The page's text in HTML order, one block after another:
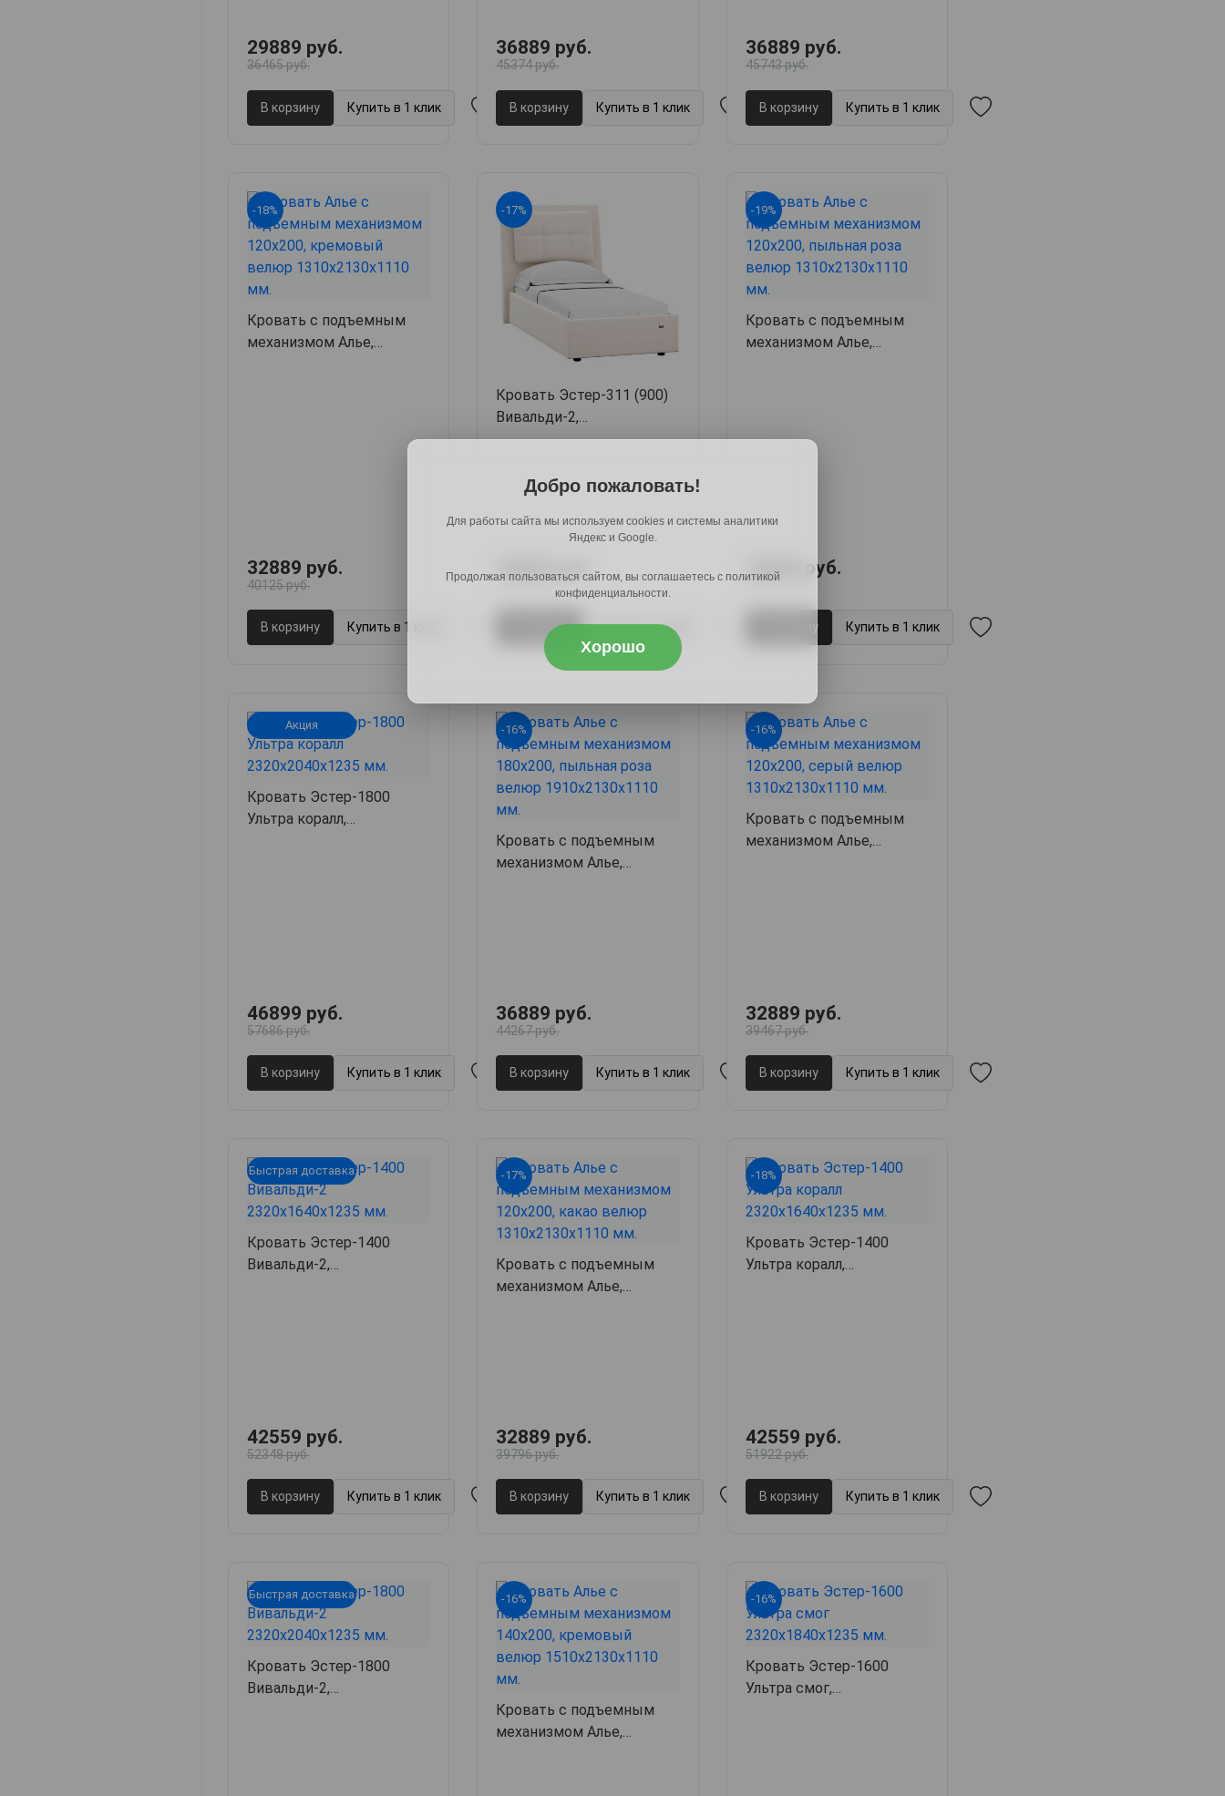
29889 руб.
36465 руб.
В корзину Купить в 1 клик
36889 руб.
45374 руб.
В корзину Купить в 1 клик
36889 руб.
45743 руб.
В корзину Купить в 1 клик
-18%
Кровать с подъемным
механизмом Алье,
32889 руб.
40125 руб.
В корзину Купить в 1 клик
-17%
Кровать Эстер-311 (900)
Вивальди-2,
232х114х123.5,арт. 30169
41006 руб.
В корзину Купить в 1 клик
-19%
Кровать с подъемным
механизмом Алье,
32889 руб.
40783 руб.
В корзину Купить в 1 клик
Акция
Кровать Эстер-1800
Ультра коралл,
46899 руб.
57686 руб.
В корзину Купить в 1 клик
-16%
Кровать с подъемным
механизмом Алье,
36889 руб.
44267 руб.
В корзину Купить в 1 клик
-16%
Кровать с подъемным
механизмом Алье,
32889 руб.
39467 руб.
В корзину Купить в 1 клик
Быстрая доставка
Кровать Эстер-1400
Вивальди-2,
42559 руб.
52348 руб.
В корзину Купить в 1 клик
-17%
Кровать с подъемным
механизмом Алье,
32889 руб.
39796 руб.
В корзину Купить в 1 клик
-18%
Кровать Эстер-1400
Ультра коралл,
42559 руб.
51922 руб.
В корзину Купить в 1 клик
Быстрая доставка
Кровать Эстер-1800
Вивальди-2,
-16%
Кровать с подъемным
механизмом Алье,
-16%
Кровать Эстер-1600
Ультра смог,
Добро пожаловать!
Для работы сайта мы используем cookies и системы аналитики
Яндекс и Google.
Продолжая пользоваться сайтом, вы соглашаетесь с политикой
конфиденциальности.
Хорошо